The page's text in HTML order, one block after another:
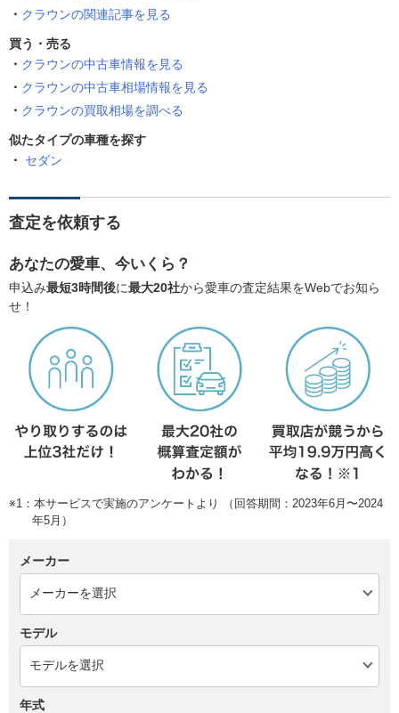
クラウンの関連記事を見る
買う・売る
クラウンの中古車情報を見る
クラウンの中古車相場情報を見る
クラウンの買取相場を調べる
似たタイプの車種を探す
セダン
査定を依頼する
あなたの愛車、今いくら？
申込み最短3時間後に最大20社から愛車の査定結果をWebでお知ら
せ！
※1：本サービスで実施のアンケートより （回答期間：2023年6月〜2024
年5月）
メーカー
モデル
年式